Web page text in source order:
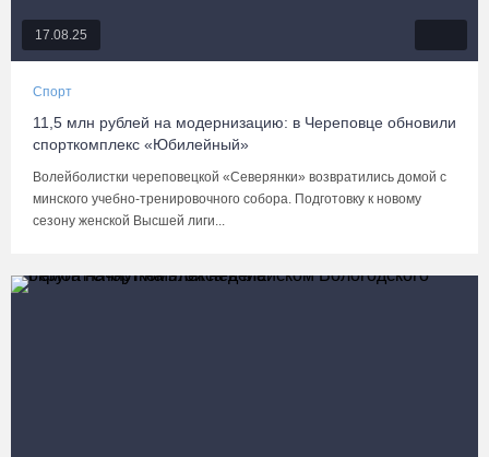
17.08.25
Спорт
11,5 млн рублей на модернизацию: в Череповце обновили
спорткомплекс «Юбилейный»
Волейболистки череповецкой «Северянки» возвратились домой с
минского учебно-тренировочного собора. Подготовку к новому
сезону женской Высшей лиги...